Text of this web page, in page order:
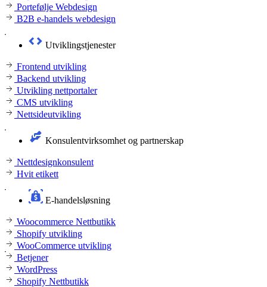
Portefølje Webdesign
B2B e-handels webdesign
Utviklingstjenester
Frontend utvikling
Backend utvikling
Utvikling nettportaler
CMS utvikling
Nettsideutvikling
Konsulentvirksomhet og partnerskap
Nettdesignkonsulent
Hvit etikett
E-handelsløsning
Woocommerce Nettbutikk
Shopify utvikling
WooCommerce utvikling
Betjener
WordPress
Shopify Nettbutikk